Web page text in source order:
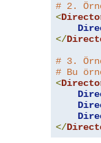
# 2.
<
</
# 3.
# Bu
<
</